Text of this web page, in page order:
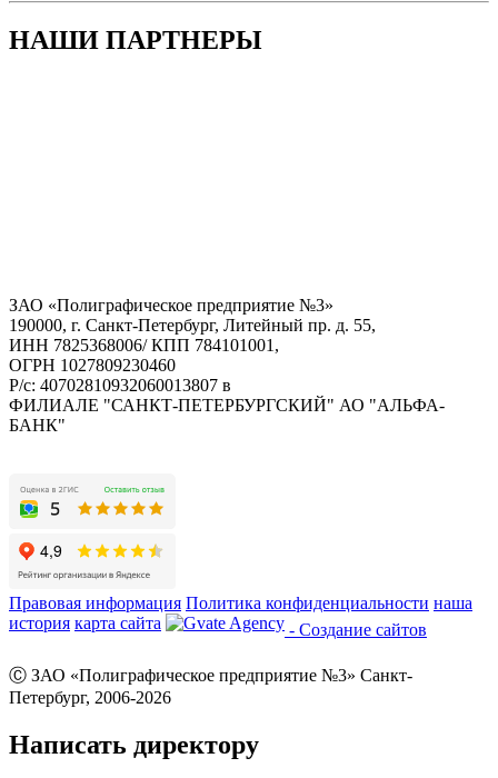
НАШИ ПАРТНЕРЫ
ЗАО «Полиграфическое предприятие №3»
190000, г. Санкт-Петербург, Литейный пр. д. 55,
ИНН 7825368006/ КПП 784101001,
ОГРН 1027809230460
Р/с: 40702810932060013807 в
ФИЛИАЛЕ "САНКТ-ПЕТЕРБУРГСКИЙ" АО "АЛЬФА-
БАНК"
Правовая информация Политика конфиденциальности наша
история карта сайта - Создание сайтов
Ⓒ ЗАО «Полиграфическое предприятие №3» Санкт-
Петербург, 2006-2026
Написать директору